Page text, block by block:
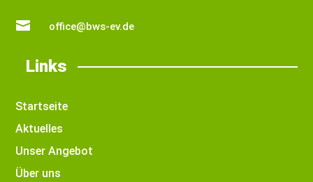
 office@bws-ev.de
Links
Startseite
Aktuelles
Unser Angebot
Über uns